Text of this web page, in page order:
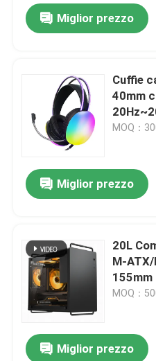
Miglior prezzo
Cuffie
40mm
MOQ：
Miglior prezzo
20L
M-ATX/
155mm
PSU,
MOQ：
Miglior prezzo